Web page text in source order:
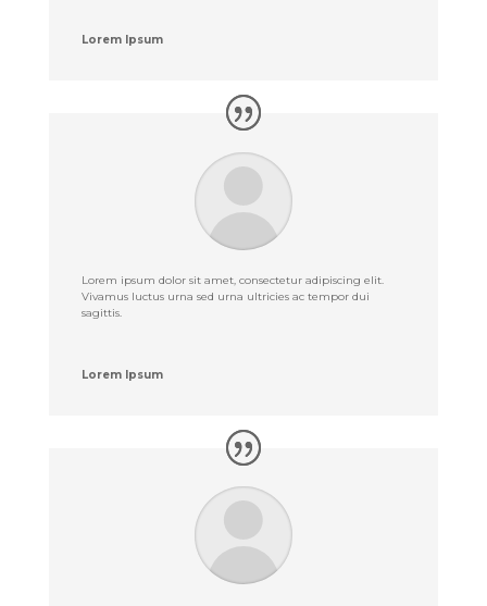
Lorem Ipsum
Lorem ipsum dolor sit amet, consectetur adipiscing elit.
Vivamus luctus urna sed urna ultricies ac tempor dui
sagittis.
Lorem Ipsum